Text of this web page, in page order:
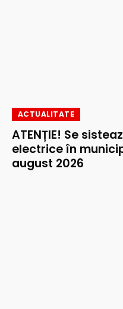
ACTUALITATE
ATENȚIE! Se
electrice în
august 2026